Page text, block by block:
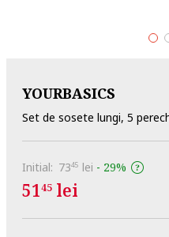
YOURBASICS
Set de sosete lungi, 5
Initial: 7345 lei - 29%
5145 lei